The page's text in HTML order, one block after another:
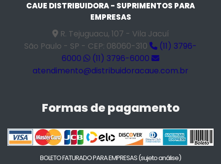
CAUE DISTRIBUIDORA - SUPRIMENTOS PARA
EMPRESAS
R. Tejuguacu, 107 - Vila Jacuí
São Paulo - SP - CEP: 08060-310
(11) 3796-
6000
(11) 3796-6000
atendimento@distribuidoracaue.com.br
Formas de pagamento
BOLETO FATURADO PARA EMPRESAS(sujeto análise)